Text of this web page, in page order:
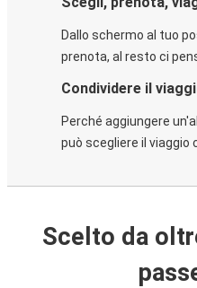
Dallo schermo al tuo
prenota, al resto ci
Condividere il
Perché aggiungere
può scegliere il viaggio
Scelto da